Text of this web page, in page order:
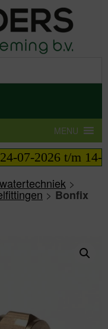
MENU
2026 t/m 14-
>
>Bonfix